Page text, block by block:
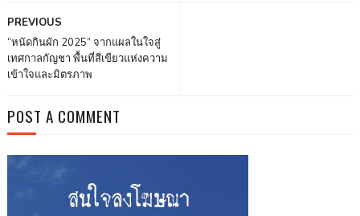
PREVIOUS
“หนัดกินผัก 2025” จากแผลในใจสู่
เทศกาลกัญชา พื้นที่สีเขียวแห่งความ
เข้าใจและมิตรภาพ
POST A COMMENT